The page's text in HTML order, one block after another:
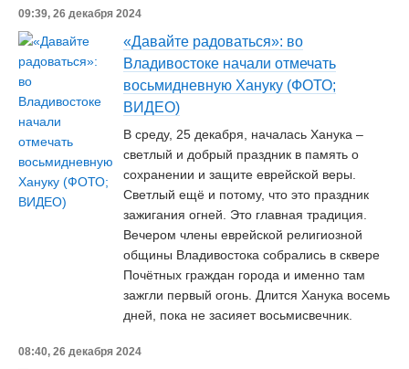
09:39, 26 декабря 2024
«Давайте радоваться»: во
Владивостоке начали отмечать
восьмидневную Хануку (ФОТО;
ВИДЕО)
В среду, 25 декабря, началась Ханука –
светлый и добрый праздник в память о
сохранении и защите еврейской веры.
Светлый ещё и потому, что это праздник
зажигания огней. Это главная традиция.
Вечером члены еврейской религиозной
общины Владивостока собрались в сквере
Почётных граждан города и именно там
зажгли первый огонь. Длится Ханука восемь
дней, пока не засияет восьмисвечник.
08:40, 26 декабря 2024